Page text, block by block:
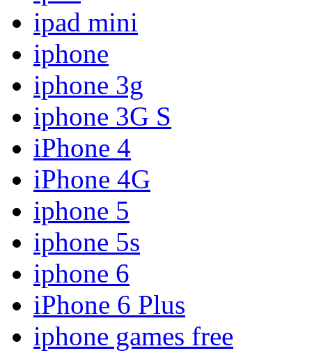
ipad mini
iphone
iphone 3g
iphone 3G S
iPhone 4
iPhone 4G
iphone 5
iphone 5s
iphone 6
iPhone 6 Plus
iphone games free